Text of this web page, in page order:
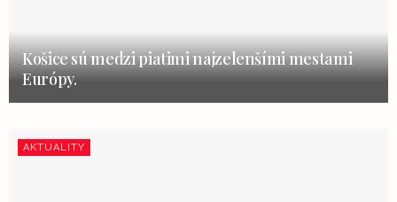
Košice sú medzi piatimi najzelenšími mestami
Európy.
AKTUALITY